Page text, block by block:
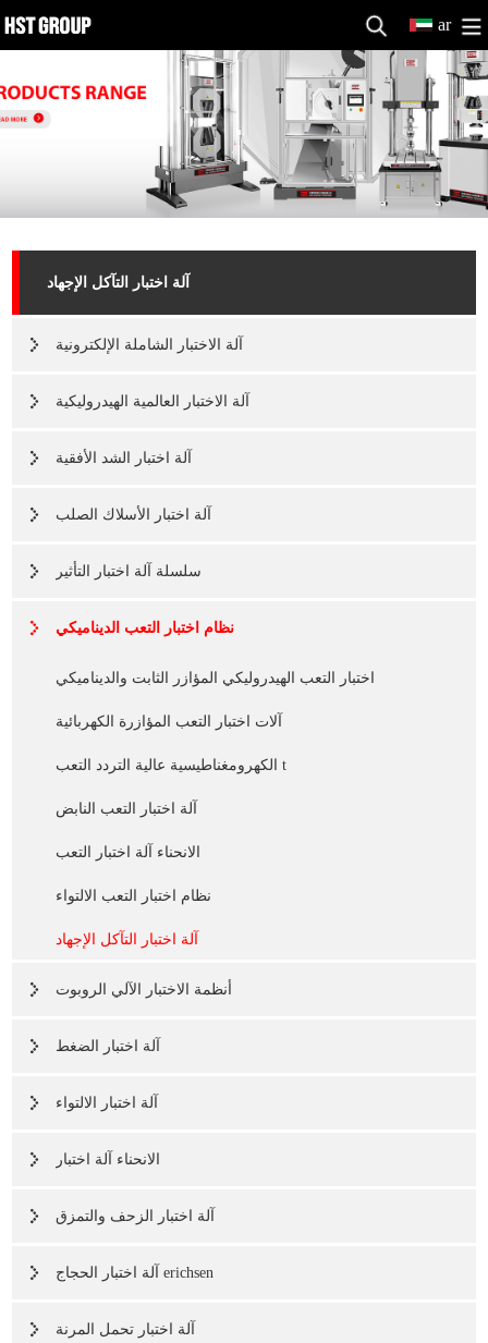
ar
آلة اختبار التآكل الإجهاد
آلة الاختبار الشاملة الإلكترونية
آلة الاختبار العالمية الهيدروليكية
آلة اختبار الشد الأفقية
آلة اختبار الأسلاك الصلب
سلسلة آلة اختبار التأثير
نظام اختبار التعب الديناميكي
اختبار التعب الهيدروليكي المؤازر الثابت والديناميكي
آلات اختبار التعب المؤازرة الكهربائية
الكهرومغناطيسية عالية التردد التعب t
آلة اختبار التعب النابض
الانحناء آلة اختبار التعب
نظام اختبار التعب الالتواء
آلة اختبار التآكل الإجهاد
أنظمة الاختبار الآلي الروبوت
آلة اختبار الضغط
آلة اختبار الالتواء
الانحناء آلة اختبار
آلة اختبار الزحف والتمزق
آلة اختبار الحجاج erichsen
آلة اختبار تحمل المرنة